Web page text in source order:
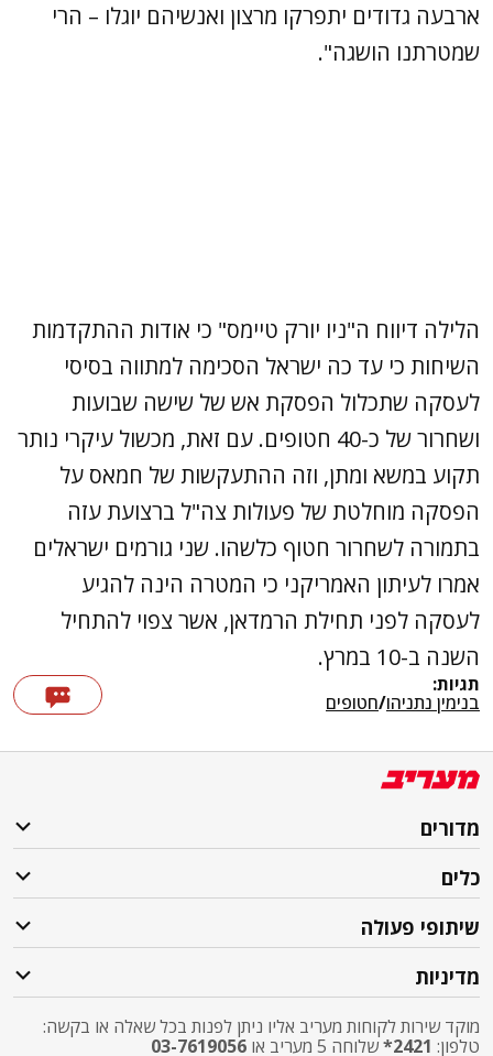
ארבעה גדודים יתפרקו מרצון ואנשיהם יוגלו – הרי
שמטרתנו הושגה".
הלילה דיווח ה"ניו יורק טיימס" כי אודות ההתקדמות
השיחות כי עד כה ישראל הסכימה למתווה בסיסי
לעסקה שתכלול הפסקת אש של שישה שבועות
ושחרור של כ-40 חטופים. עם זאת, מכשול עיקרי נותר
תקוע במשא ומתן, וזה ההתעקשות של חמאס על
הפסקה מוחלטת של פעולות צה"ל ברצועת עזה
בתמורה לשחרור חטוף כלשהו. שני גורמים ישראלים
אמרו לעיתון האמריקני כי המטרה הינה להגיע
לעסקה לפני תחילת הרמדאן, אשר צפוי להתחיל
השנה ב-10 במרץ.
תגיות:
בנימין נתניהו/חטופים
מדורים
כלים
שיתופי פעולה
מדיניות
מוקד שירות לקוחות מעריב אליו ניתן לפנות בכל שאלה או בקשה:
טלפון: 2421* שלוחה 5 מעריב או
03-7619056